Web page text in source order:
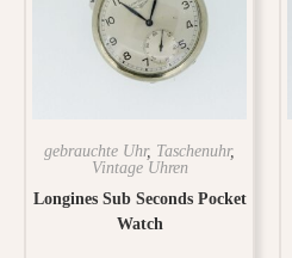
gebrauchte Uhr, Taschenuhr,
Vintage Uhren
Longines Sub Seconds Pocket
Watch